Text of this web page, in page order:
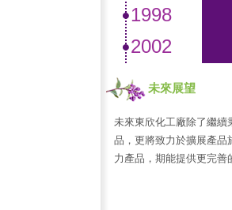
1998
2002
未來展望
未來東欣化工廠除了繼續
品，更將致力於擴展產品
力產品，期能提供更完